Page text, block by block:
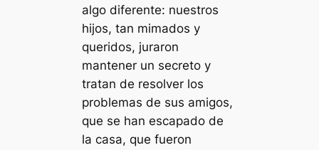
algo diferente: nuestros
hijos, tan mimados y
queridos, juraron
mantener un secreto y
tratan de resolver los
problemas de sus amigos,
que se han escapado de
la casa, que fueron